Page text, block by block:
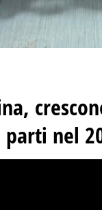
nel